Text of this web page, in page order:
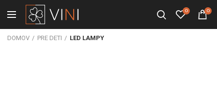
0 0
DOMOV PRE DETI LED LAMPY